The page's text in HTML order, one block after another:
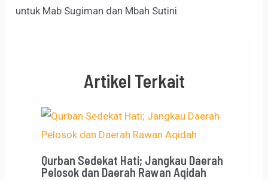
untuk Mab Sugiman dan Mbah Sutini.
Artikel Terkait
Qurban Sedekat Hati; Jangkau Daerah
Pelosok dan Daerah Rawan Aqidah